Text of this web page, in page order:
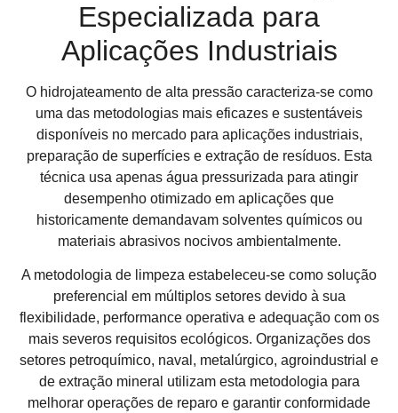
Especializada para
Aplicações Industriais
O hidrojateamento de alta pressão caracteriza-se como
uma das metodologias mais eficazes e sustentáveis
disponíveis no mercado para aplicações industriais,
preparação de superfícies e extração de resíduos. Esta
técnica usa apenas água pressurizada para atingir
desempenho otimizado em aplicações que
historicamente demandavam solventes químicos ou
materiais abrasivos nocivos ambientalmente.
A metodologia de limpeza estabeleceu-se como solução
preferencial em múltiplos setores devido à sua
flexibilidade, performance operativa e adequação com os
mais severos requisitos ecológicos. Organizações dos
setores petroquímico, naval, metalúrgico, agroindustrial e
de extração mineral utilizam esta metodologia para
melhorar operações de reparo e garantir conformidade